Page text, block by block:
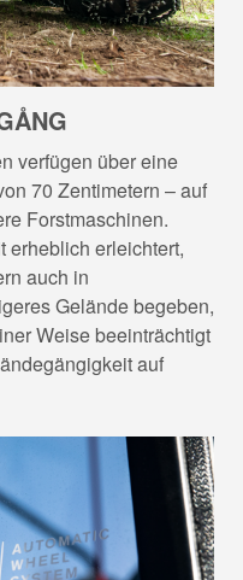
verfügen über eine
70 Zentimetern – auf
Forstmaschinen.
erheblich erleichtert,
auch in
Gelände begeben,
Weise beeinträchtigt
auf